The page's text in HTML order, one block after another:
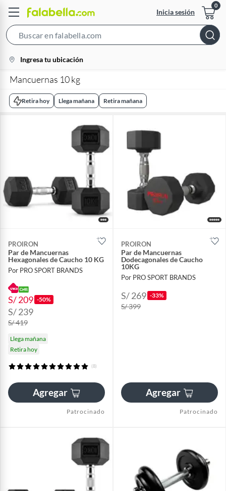
Inicia sesión
Bar
location-
icon
Ingresa tu ubicación
Mancuernas 10 kg
Retira hoy Llega mañana Retira mañana
PROIRON
Par de Mancuernas
Hexagonales de Caucho 10 KG
Por PRO SPORT BRANDS
S/ 209 -50%
S/ 239
S/ 419
Llega mañana
Retira hoy
(8)
Agregar
Patrocinado
PROIRON
Par de Mancuernas
Dodecagonales de Caucho
10KG
Por PRO SPORT BRANDS
S/ 269 -33%
S/ 399
Agregar
Patrocinado